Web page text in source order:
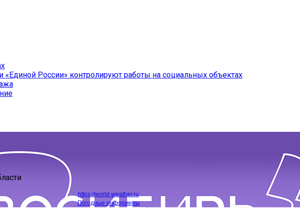
России» контролируют работы на социальных объектах
https://world-weather.ru
Погодные информеры